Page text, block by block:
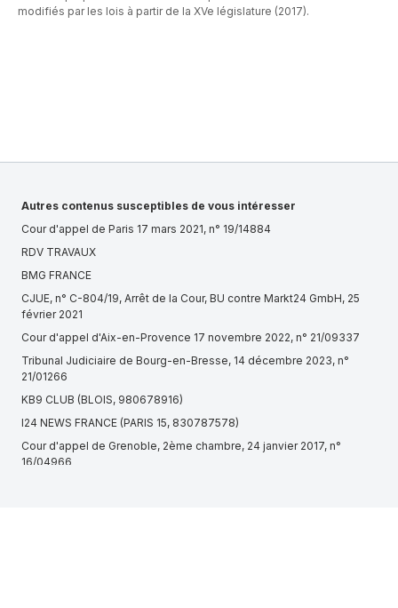
modifiés par les lois à partir de la XVe législature (2017).
Autres contenus susceptibles de vous intéresser
Cour d'appel de Paris 17 mars 2021, n° 19/14884
RDV TRAVAUX
BMG FRANCE
CJUE, n° C-804/19, Arrêt de la Cour, BU contre Markt24 GmbH, 25
février 2021
Cour d'appel d'Aix-en-Provence 17 novembre 2022, n° 21/09337
Tribunal Judiciaire de Bourg-en-Bresse, 14 décembre 2023, n°
21/01266
KB9 CLUB (BLOIS, 980678916)
I24 NEWS FRANCE (PARIS 15, 830787578)
Cour d'appel de Grenoble, 2ème chambre, 24 janvier 2017, n°
16/04966